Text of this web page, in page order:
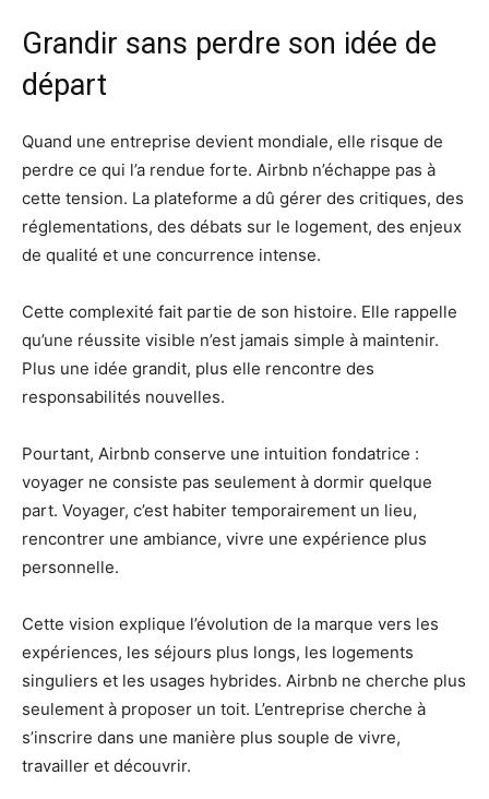
Grandir sans perdre son idée de
départ
Quand une entreprise devient mondiale, elle risque de
perdre ce qui l’a rendue forte. Airbnb n’échappe pas à
cette tension. La plateforme a dû gérer des critiques, des
réglementations, des débats sur le logement, des enjeux
de qualité et une concurrence intense.
Cette complexité fait partie de son histoire. Elle rappelle
qu’une réussite visible n’est jamais simple à maintenir.
Plus une idée grandit, plus elle rencontre des
responsabilités nouvelles.
Pourtant, Airbnb conserve une intuition fondatrice :
voyager ne consiste pas seulement à dormir quelque
part. Voyager, c’est habiter temporairement un lieu,
rencontrer une ambiance, vivre une expérience plus
personnelle.
Cette vision explique l’évolution de la marque vers les
expériences, les séjours plus longs, les logements
singuliers et les usages hybrides. Airbnb ne cherche plus
seulement à proposer un toit. L’entreprise cherche à
s’inscrire dans une manière plus souple de vivre,
travailler et découvrir.